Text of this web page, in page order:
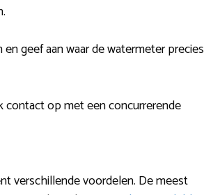
geef aan waar de watermeter precies
op met een concurrerende
verschillende voordelen. De meest